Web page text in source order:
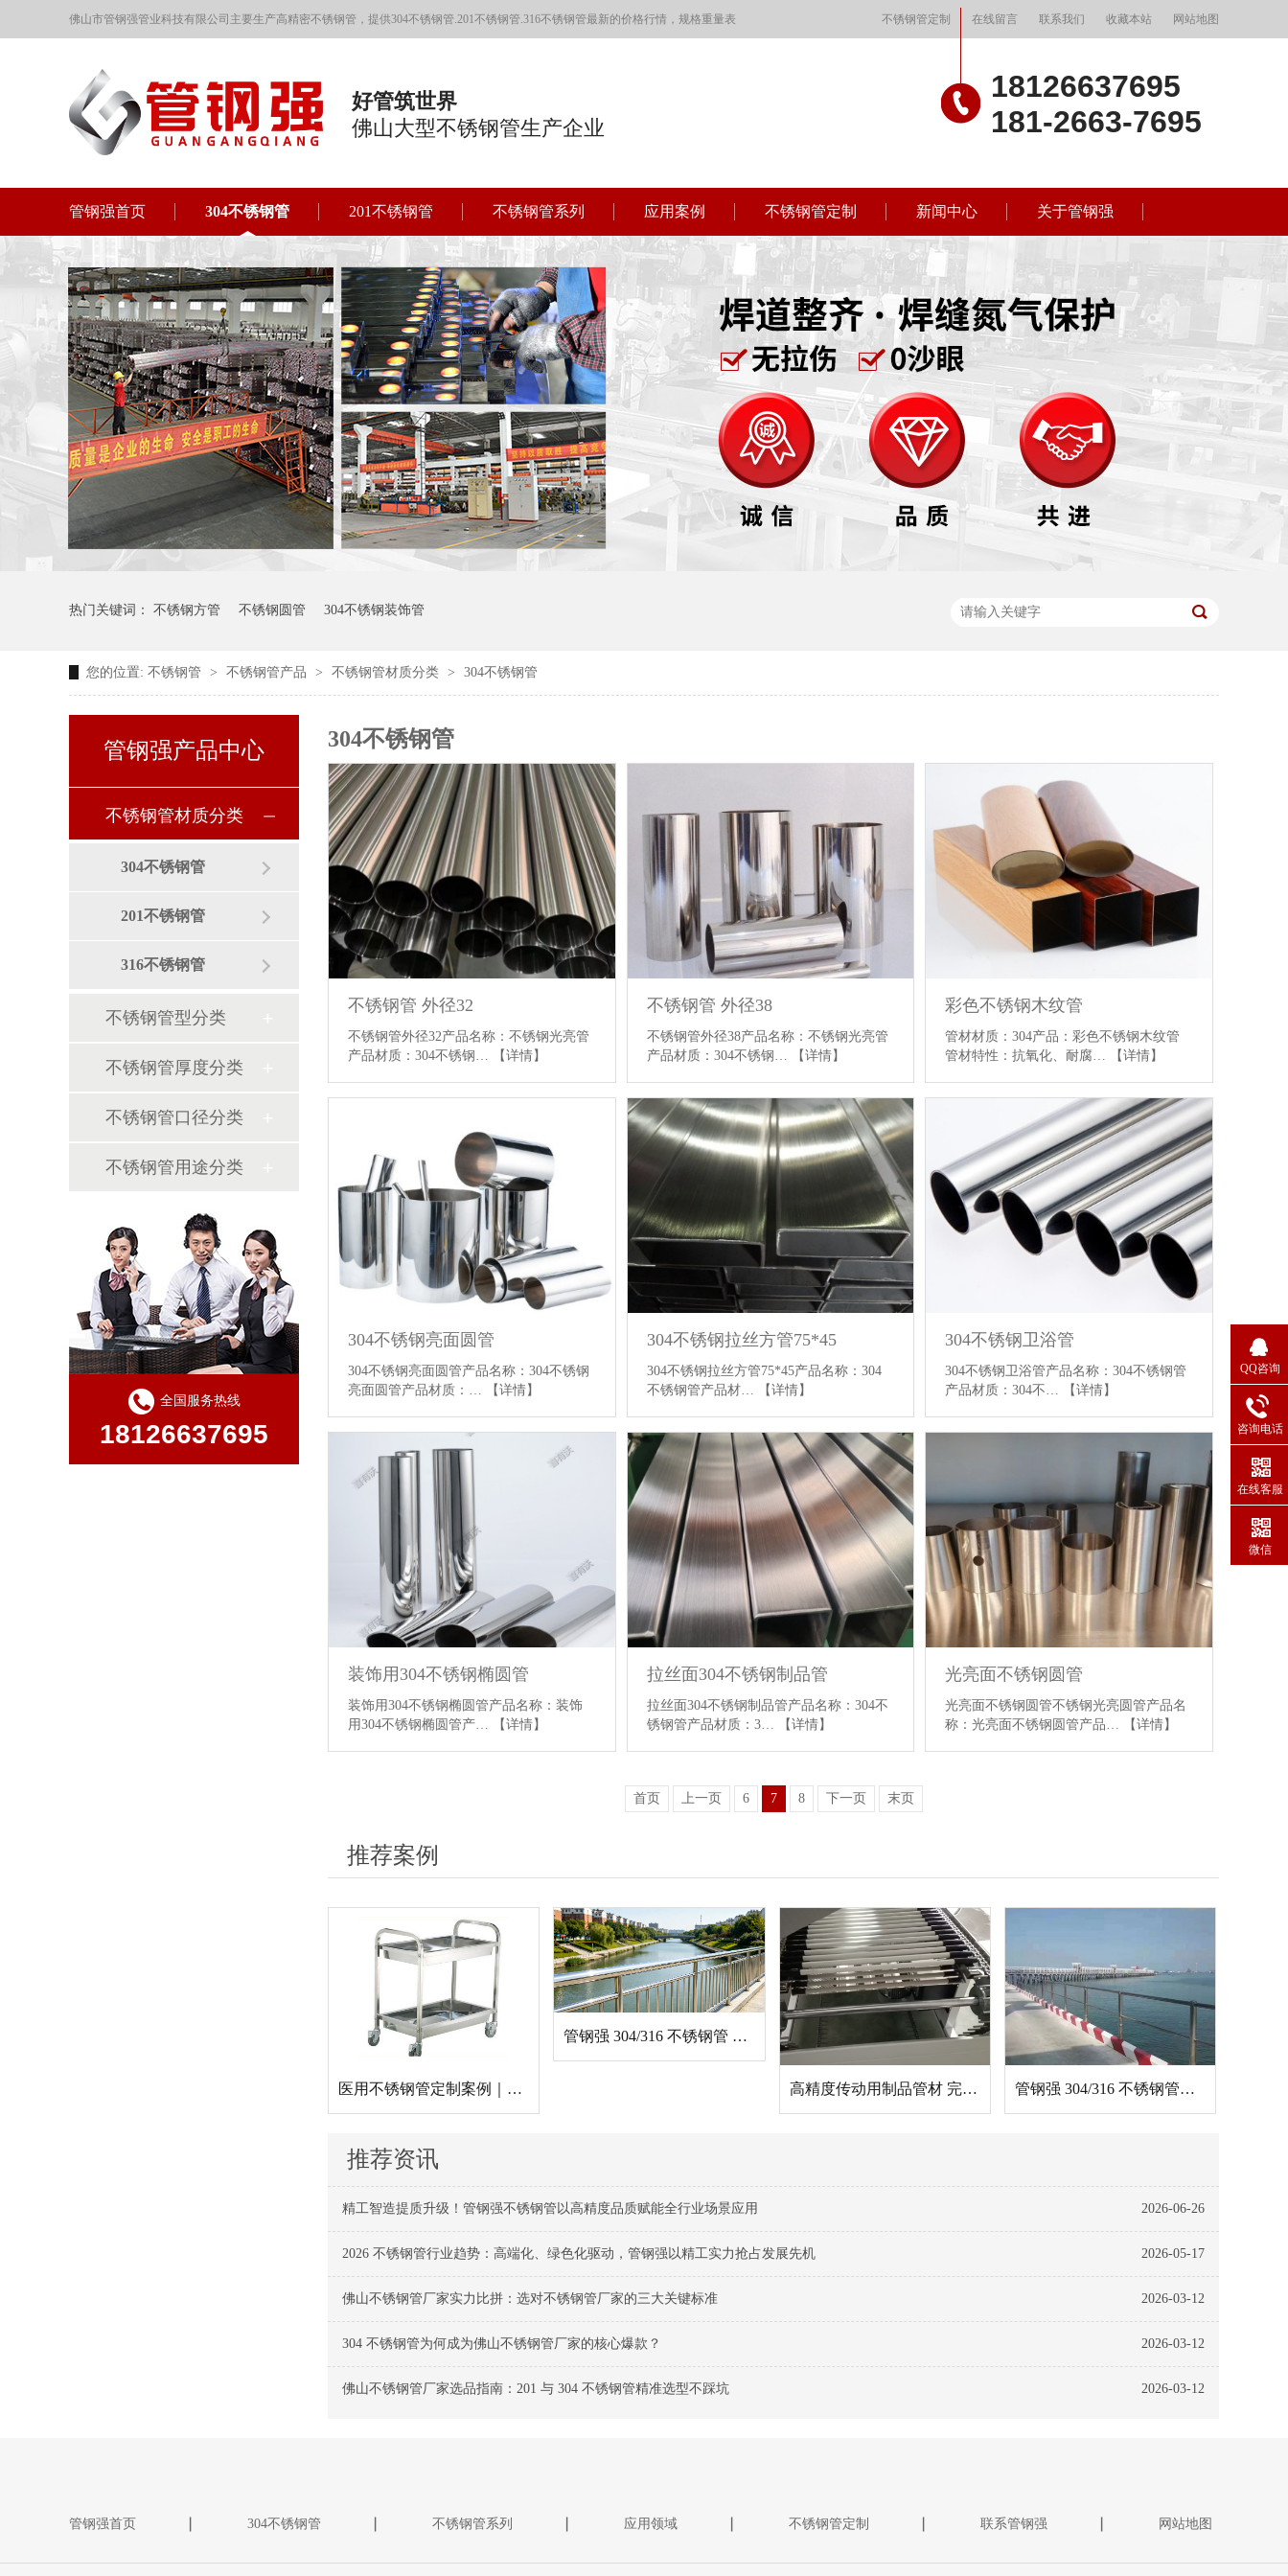
不锈钢管定制 在线留言 联系我们 收藏本站 网站地图
佛山市管钢强管业科技有限公司主要生产高精密不锈钢管，提供304不锈钢管.201不锈钢管.316不锈钢管最新的价格行情，规格重量表
好管筑世界
佛山大型不锈钢管生产企业
18126637695
181-2663-7695
管钢强首页 304不锈钢管 201不锈钢管 不锈钢管系列 应用案例 不锈钢管定制 新闻中心 关于管钢强
联系管钢强
热门关键词： 不锈钢方管 不锈钢圆管 304不锈钢装饰管
您的位置: 不锈钢管 > 不锈钢管产品 > 不锈钢管材质分类 > 304不锈钢管
管钢强产品中心
不锈钢管材质分类
304不锈钢管
201不锈钢管
316不锈钢管
不锈钢管型分类
不锈钢管厚度分类
不锈钢管口径分类
不锈钢管用途分类
全国服务热线
18126637695
304不锈钢管
不锈钢管 外径32
不锈钢管外径32产品名称：不锈钢光亮管
产品材质：304不锈钢…
【详情】
不锈钢管 外径38
不锈钢管外径38产品名称：不锈钢光亮管
产品材质：304不锈钢…
【详情】
彩色不锈钢木纹管
管材材质：304产品：彩色不锈钢木纹管
管材特性：抗氧化、耐腐…
【详情】
304不锈钢亮面圆管
304不锈钢亮面圆管产品名称：304不锈钢
亮面圆管产品材质：…
【详情】
304不锈钢拉丝方管75*45
304不锈钢拉丝方管75*45产品名称：304
不锈钢管产品材…
【详情】
304不锈钢卫浴管
304不锈钢卫浴管产品名称：304不锈钢管
产品材质：304不…
【详情】
装饰用304不锈钢椭圆管
装饰用304不锈钢椭圆管产品名称：装饰
用304不锈钢椭圆管产…
【详情】
拉丝面304不锈钢制品管
拉丝面304不锈钢制品管产品名称：304不
锈钢管产品材质：3…
【详情】
光亮面不锈钢圆管
光亮面不锈钢圆管不锈钢光亮圆管产品名
称：光亮面不锈钢圆管产品…
【详情】
首页 上一页 6 7 8 下一页 末页
推荐案例
医用不锈钢管定制案例｜管钢强一站式解决医疗床、医用推车管材需求
管钢强 304/316 不锈钢管 —— 市政景观护栏批量应用案例
高精度传动用制品管材 完美匹配包装机械工况｜佛山包装设备企业合作案例 管钢强 304/316 不锈钢管成功落地珠海沿海景观护栏工程，以精工品质守护海岸安全
推荐资讯
2026-06-26
精工智造提质升级！管钢强不锈钢管以高精度品质赋能全行业场景应用
2026-05-17
2026 不锈钢管行业趋势：高端化、绿色化驱动，管钢强以精工实力抢占发展先机
2026-03-12
佛山不锈钢管厂家实力比拼：选对不锈钢管厂家的三大关键标准
2026-03-12
304 不锈钢管为何成为佛山不锈钢管厂家的核心爆款？
2026-03-12
佛山不锈钢管厂家选品指南：201 与 304 不锈钢管精准选型不踩坑
管钢强首页 304不锈钢管 不锈钢管系列 应用领域 不锈钢管定制 联系管钢强 网站地图
QQ咨询
咨询电话
在线客服
微信